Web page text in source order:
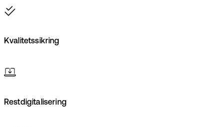
Kvalitetssikring
Restdigitalisering